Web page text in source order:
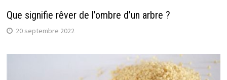
Que signifie rêver de l’ombre d’un arbre ?
20 septembre 2022